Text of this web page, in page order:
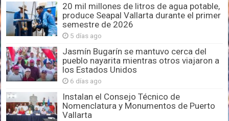
20 mil millones de litros de agua potable,
produce Seapal Vallarta durante el primer
semestre de 2026
5 días ago
Jasmín Bugarín se mantuvo cerca del
pueblo nayarita mientras otros viajaron a
los Estados Unidos
6 días ago
Instalan el Consejo Técnico de
Nomenclatura y Monumentos de Puerto
Vallarta